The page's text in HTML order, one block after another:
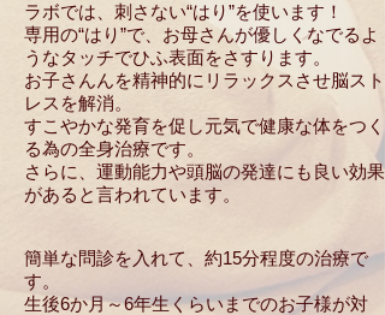
ラボでは、刺さない“はり”を使います！
専用の“はり”で、お母さんが優しくなでるよ
うなタッチでひふ表面をさすります。
お子さんんを精神的にリラックスさせ脳スト
レスを解消。
すこやかな発育を促し元気で健康な体をつく
る為の全身治療です。
さらに、運動能力や頭脳の発達にも良い効果
があると言われています。
簡単な問診を入れて、約15分程度の治療で
す。
生後6か月～6年生くらいまでのお子様が対